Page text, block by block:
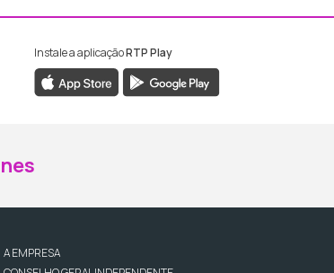
RTP Madeira
da RTP Madeira
Instale a aplicaçãoRTP Play
A EMPRESA